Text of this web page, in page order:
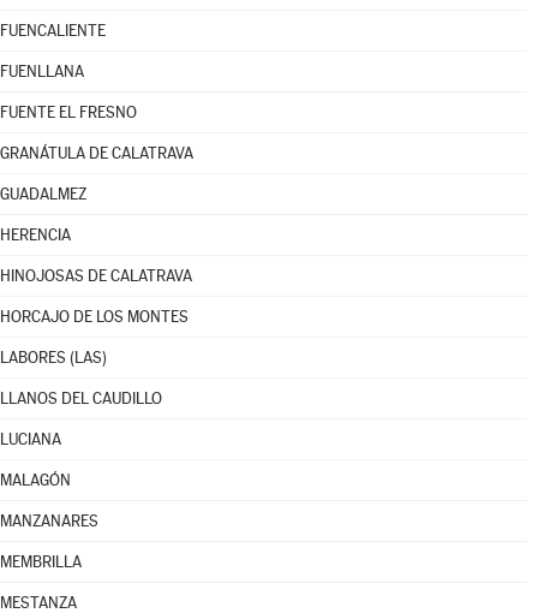
FUENCALIENTE
FUENLLANA
FUENTE EL FRESNO
GRANÁTULA DE CALATRAVA
GUADALMEZ
HERENCIA
HINOJOSAS DE CALATRAVA
HORCAJO DE LOS MONTES
LABORES (LAS)
LLANOS DEL CAUDILLO
LUCIANA
MALAGÓN
MANZANARES
MEMBRILLA
MESTANZA